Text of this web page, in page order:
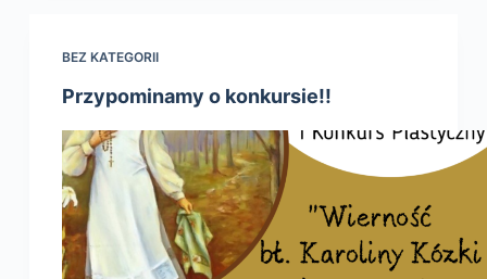
BEZ KATEGORII
Przypominamy o konkursie!!